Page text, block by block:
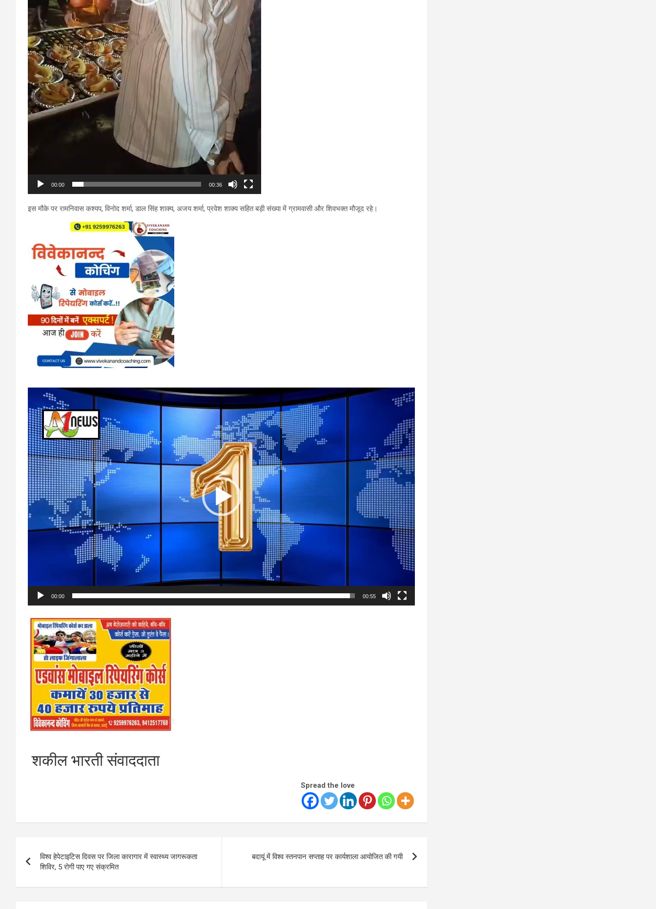
00:00 00:36
इस मौके पर रामनिवास कश्यप, विनोद शर्मा, डाल सिंह शाक्य, अजय शर्मा, प्रवेश शाक्य सहित बड़ी संख्या में ग्रामवासी और शिवभक्त मौजूद रहे।
00:00 00:55
शकील भारती संवाददाता
Spread the love
navigation
विश्व हेपेटाइटिस दिवस पर जिला कारागार में स्वास्थ्य जागरूकता
शिविर, 5 रोगी पाए गए संक्रमित
बदायूं में विश्व स्तनपान सप्ताह पर कार्यशाला आयोजित की गयी